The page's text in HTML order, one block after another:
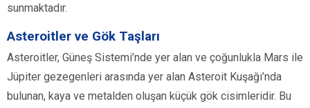
sunmaktadır.
Asteroitler ve Gök Taşları
Asteroitler, Güneş Sistemi’nde yer alan ve çoğunlukla Mars ile
Jüpiter gezegenleri arasında yer alan Asteroit Kuşağı’nda
bulunan, kaya ve metalden oluşan küçük gök cisimleridir. Bu